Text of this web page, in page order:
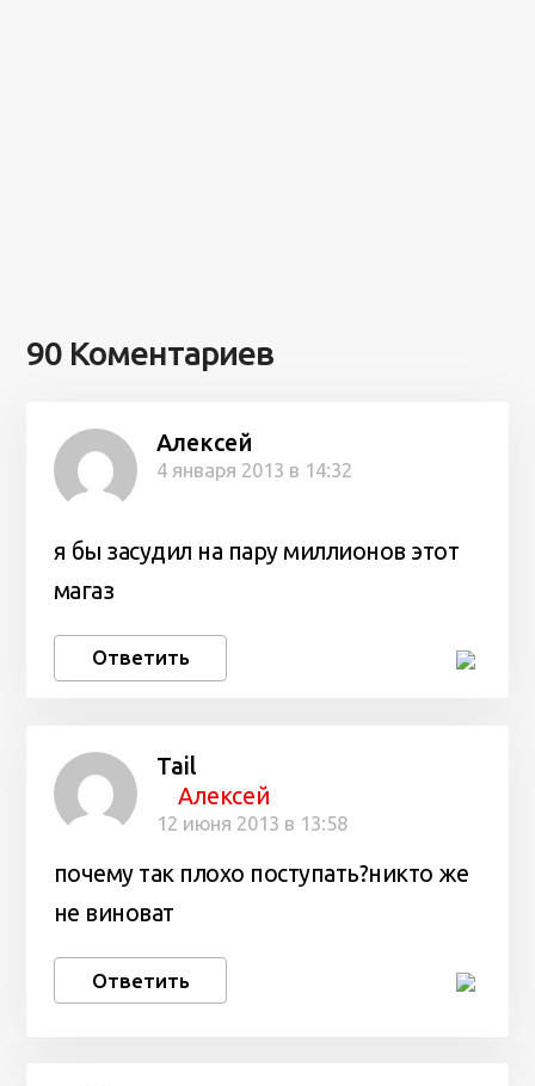
90 Коментариев
Алексей
4 января 2013 в 14:32
я бы засудил на пару миллионов этот
магаз
Ответить
Tail
Алексей
12 июня 2013 в 13:58
почему так плохо поступать?никто же
не виноват
Ответить